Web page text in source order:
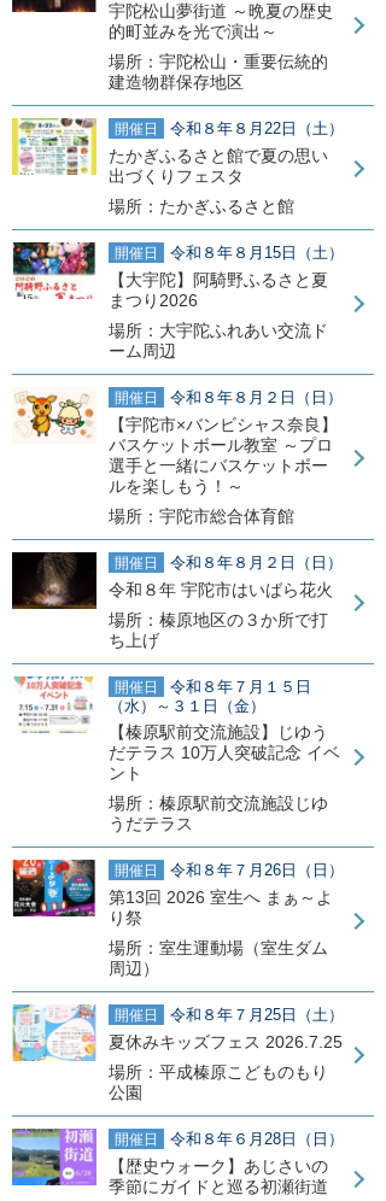
宇陀松山夢街道 ～晩夏の歴史
的町並みを光で演出～
場所：宇陀松山・重要伝統的
建造物群保存地区
開催日 令和８年８月22日（土）
たかぎふるさと館で夏の思い
出づくりフェスタ
場所：たかぎふるさと館
開催日 令和８年８月15日（土）
【大宇陀】阿騎野ふるさと夏
まつり2026
場所：大宇陀ふれあい交流ド
ーム周辺
開催日 令和８年８月２日（日）
【宇陀市×バンビシャス奈良】
バスケットボール教室 ～プロ
選手と一緒にバスケットボー
ルを楽しもう！～
場所：宇陀市総合体育館
開催日 令和８年８月２日（日）
令和８年 宇陀市はいばら花火
場所：榛原地区の３か所で打
ち上げ
開催日
令和８年７月１５日
（水）～３１日（金）
【榛原駅前交流施設】じゆう
だテラス 10万人突破記念 イベ
ント
場所：榛原駅前交流施設じゆ
うだテラス
開催日 令和８年７月26日（日）
第13回 2026 室生へ まぁ～よ
り祭
場所：室生運動場（室生ダム
周辺）
開催日 令和８年７月25日（土）
夏休みキッズフェス 2026.7.25
場所：平成榛原こどものもり
公園
開催日 令和８年６月28日（日）
【歴史ウォーク】あじさいの
季節にガイドと巡る初瀬街道